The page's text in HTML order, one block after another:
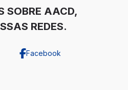
SOBRE AACD,
REDES.
Facebook